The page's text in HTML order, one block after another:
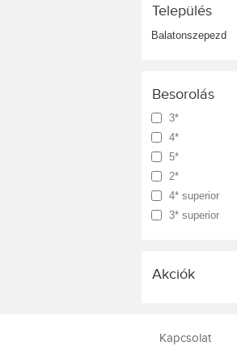
Település
Balatonszepezd
Besorolás
3*
4*
5*
2*
4* superior
3* superior
Akciók
Kapcsolat